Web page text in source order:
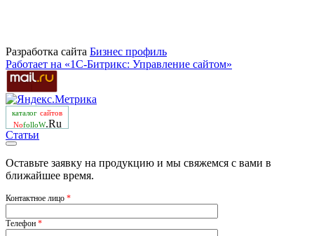
Разработка сайта Бизнеc профиль
Работает на «1С-Битрикс: Управление сайтом»
каталог сайтов
NofolloW.Ru
Статьи
Оставьте заявку на продукцию и мы свяжемся с вами в
ближайшее время.
Контактное лицо *
Телефон *